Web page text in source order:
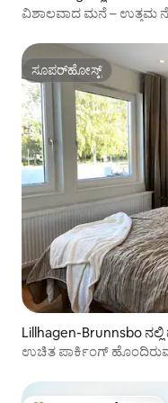
ವಿಶಾಲವಾದ ಮನೆ – ಉತ್ತಮ
ಸೂಪರ್‌ಹೋಸ್ಟ್
ಸೂಪರ್‌ಹೋಸ್ಟ್
Lillhagen-Brunnsbo
ಉಚಿತ ಪಾರ್ಕಿಂಗ್